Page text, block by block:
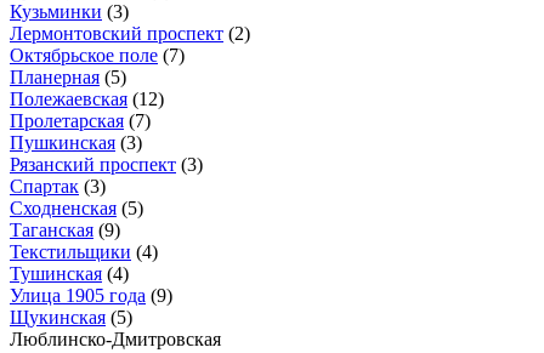
Кузьминки (3)
Лермонтовский проспект (2)
Октябрьское поле (7)
Планерная (5)
Полежаевская (12)
Пролетарская (7)
Пушкинская (3)
Рязанский проспект (3)
Спартак (3)
Сходненская (5)
Таганская (9)
Текстильщики (4)
Тушинская (4)
Улица 1905 года (9)
Щукинская (5)
Люблинско-Дмитровская